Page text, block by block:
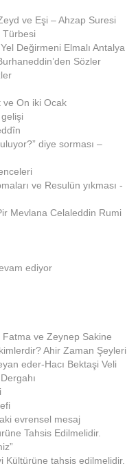
ve Eşi – Ahzap Suresi
Değirmeni Elmalı Antalya
Sözler
ve On iki Ocak
diye sorması –
ve Resulün yıkması -
Mevlana Celaleddin Rumi
ediyor
Fatma ve Zeynep Sakine
Ahir Zaman Şeyleri
eder-Hacı Bektaşi Veli
evrensel mesaj
Tahsis Edilmelidir.
Kültürüne tahsis edilmelidir.